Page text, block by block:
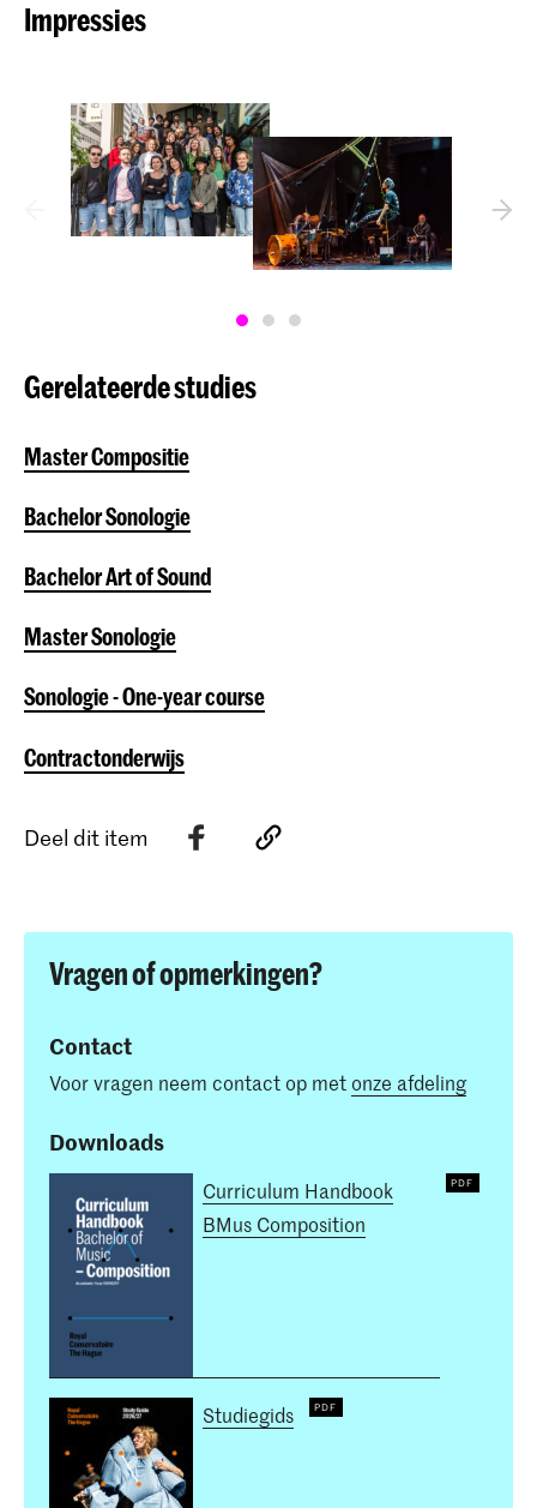
Impressies
Gerelateerde studies
Master Compositie
Bachelor Sonologie
Bachelor Art of Sound
Master Sonologie
Sonologie - One-year course
Contractonderwijs
Deel dit item
Vragen of opmerkingen?
Contact
Voor vragen neem contact op metonze afdeling
Downloads
Curriculum Handbook
BMus Composition
Studiegids